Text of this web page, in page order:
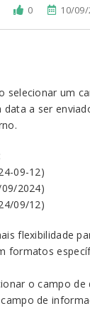
0 10/
selecionar um
a ser
09-12)
2024)
09/12)
flexibilidade
formatos
o campo
de